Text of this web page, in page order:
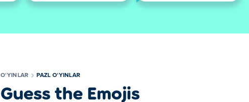
OʻYINLAR PAZL OʻYINLAR
Guess the Emojis